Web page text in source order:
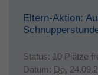
Eltern-Aktion:
Status: 10 Plätze
Datum: Do.